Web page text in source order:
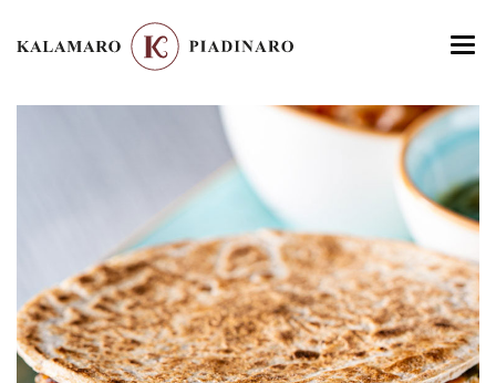
HOME
CONTATTI